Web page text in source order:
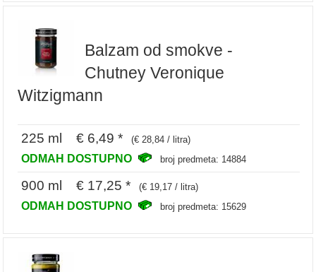
Balzam od smokve -
Chutney Veronique
Witzigmann
225 ml € 6,49 * (€ 28,84 / litra)
ODMAH DOSTUPNO broj predmeta: 14884
900 ml € 17,25 * (€ 19,17 / litra)
ODMAH DOSTUPNO broj predmeta: 15629